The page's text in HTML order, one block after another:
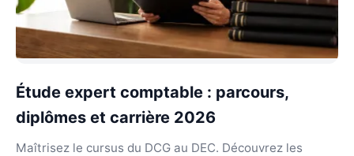
Étude expert comptable : parcours,
diplômes et carrière 2026
Maîtrisez le cursus du DCG au DEC. Découvrez les